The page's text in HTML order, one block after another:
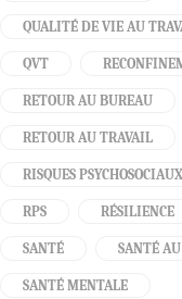
QUALITÉ DE VIE AU
QVT
RETOUR AU BUREAU
RETOUR AU TRAVAIL
RISQUES PSYCHOSOCIAUX
RPS RÉSILIENCE
SANTÉ SANTÉ
SANTÉ MENTALE